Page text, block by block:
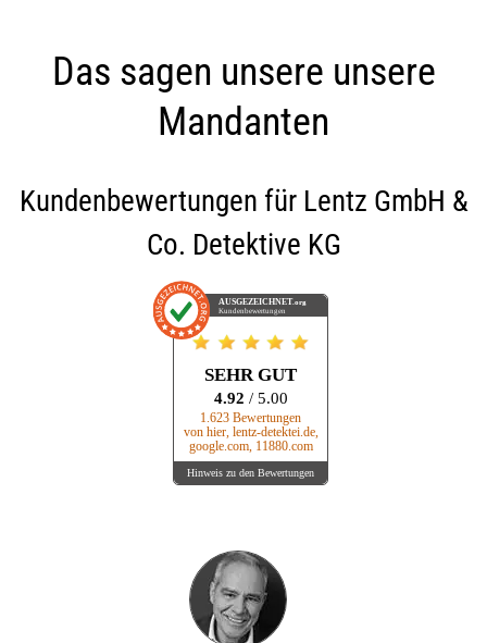
Das sagen unsere unsere
Mandanten
Kundenbewertungen für Lentz GmbH &
Co. Detektive KG
AUSGEZEICHNET.org
Kundenbewertungen
SEHR GUT
4.92 / 5.00
1.623 Bewertungen
von hier, lentz-detektei.de,
google.com, 11880.com
Hinweis zu den Bewertungen